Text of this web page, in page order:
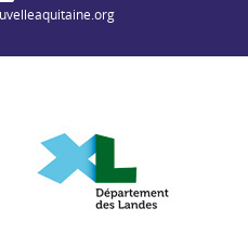
de la Gironde
Département des